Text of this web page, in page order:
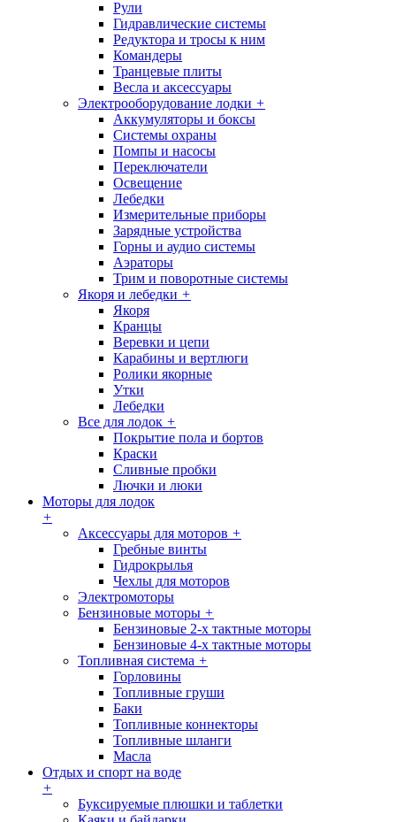
Рули
Гидравлические системы
Редуктора и тросы к ним
Командеры
Транцевые плиты
Весла и аксессуары
Электрооборудование лодки +
Аккумуляторы и боксы
Системы охраны
Помпы и насосы
Переключатели
Освещение
Лебедки
Измерительные приборы
Зарядные устройства
Горны и аудио системы
Аэраторы
Трим и поворотные системы
Якоря и лебедки +
Якоря
Кранцы
Веревки и цепи
Карабины и вертлюги
Ролики якорные
Утки
Лебедки
Все для лодок +
Покрытие пола и бортов
Краски
Сливные пробки
Лючки и люки
Моторы для лодок
+
Аксессуары для моторов +
Гребные винты
Гидрокрылья
Чехлы для моторов
Электромоторы
Бензиновые моторы +
Бензиновые 2-х тактные моторы
Бензиновые 4-х тактные моторы
Топливная система +
Горловины
Топливные груши
Баки
Топливные коннекторы
Топливные шланги
Масла
Отдых и спорт на воде
+
Буксируемые плюшки и таблетки